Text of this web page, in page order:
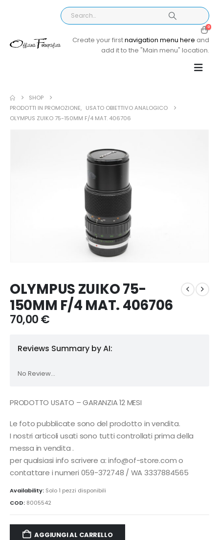
0
Create your firstnavigation menu here and
add it to the "Main menu" location.
SHOP
PRODOTTI IN PROMOZIONE, USATO OBIETTIVO ANALOGICO
OLYMPUS ZUIKO 75-150MM F/4 MAT. 406706
OLYMPUS ZUIKO 75-
150MM F/4 MAT. 406706
70,00€
Reviews Summary by AI:
No Review...
PRODOTTO USATO – GARANZIA 12 MESI
Le foto pubblicate sono del prodotto in vendita.
I nostri articoli usati sono tutti controllati prima della
messa in vendita .
per qualsiasi info scrivere a: info@of-store.com o
contattare i numeri 059-372748 / WA 3337884565
Availability: Solo 1 pezzi disponibili
COD: 8005542
AGGIUNGI AL CARRELLO